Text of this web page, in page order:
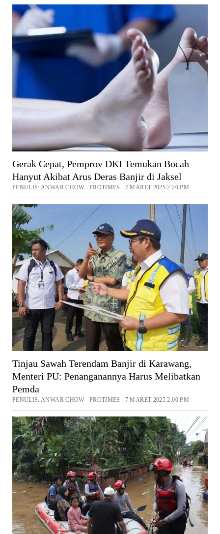
Gerak Cepat, Pemprov DKI Temukan Bocah
Hanyut Akibat Arus Deras Banjir di Jaksel
PENULIS: ANWAR CHOW PROTIMES 7 MARET 2025 2:20 PM
Tinjau Sawah Terendam Banjir di Karawang,
Menteri PU: Penanganannya Harus Melibatkan
Pemda
PENULIS: ANWAR CHOW PROTIMES 7 MARET 2025 2:00 PM